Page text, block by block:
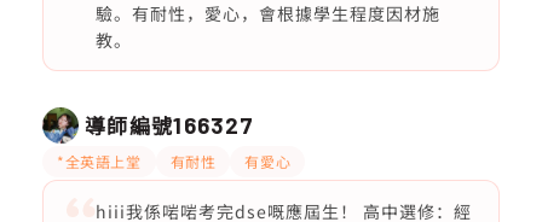
驗。有耐性，愛心，會根據學生程度因材施
教。
導師編號166327
*全英語上堂 有耐性 有愛心
hiii我係啱啱考完dse嘅應屆生！ 高中選修：經